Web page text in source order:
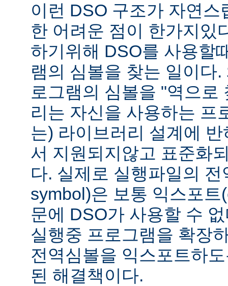
이런 DSO 구조가 자연
한 어려운 점이 한가지있
하기위해 DSO를 사용할
램의 심볼을 찾는 일이다
로그램의 심볼을 "역으로
리는 자신을 사용하는 프
는) 라이브러리 설계에
서 지원되지않고 표준화
다. 실제로 실행파일의
symbol)은 보통 익스포
문에 DSO가 사용할 수
실행중 프로그램을 확장
전역심볼을 익스포트하
된 해결책이다.